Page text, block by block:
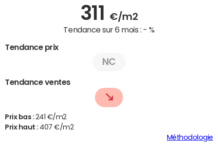
311 €/m2
Tendance sur 6 mois : - %
Tendance prix
NC
Tendance ventes
Prix bas : 241 €/m2
Prix haut : 407 €/m2
Méthodologie